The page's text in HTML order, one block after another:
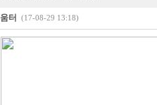
움터 (17-08-29 13:18)